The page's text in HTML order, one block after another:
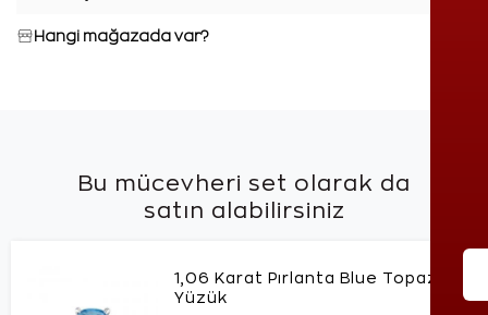
Hangi mağazada var?
Bu mücevheri set olarak da
satın alabilirsiniz
1,06 Karat Pırlanta Blue Topaz
Yüzük